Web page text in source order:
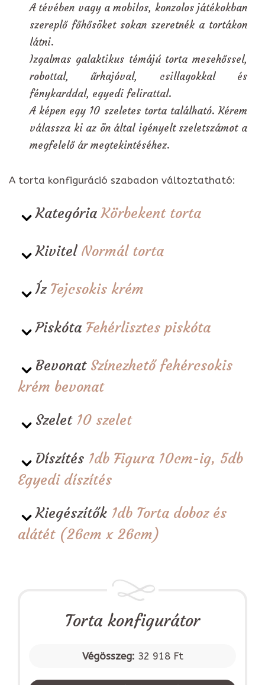
A tévében vagy a mobilos, konzolos játékokban
szereplő főhősöket sokan szeretnék a tortákon
látni.
Izgalmas galaktikus témájú torta mesehőssel,
robottal, űrhajóval, csillagokkal és
fénykarddal, egyedi felirattal.
A képen egy 10 szeletes torta található. Kérem
válassza ki az ön által igényelt szeletszámot a
megfelelő ár megtekintéséhez.
A torta konfiguráció szabadon változtatható:
KategóriaKörbekent torta
Kivitel Normál torta
Íz Tejcsokis krém
Piskóta Fehérlisztes piskóta
Bevonat Színezhető fehércsokis
krém bevonat
Szelet 10 szelet
Díszítés 1db Figura 10cm-ig, 5db
Egyedi díszítés
Kiegészítők 1db Torta doboz és
alátét (26cm x 26cm)
Torta konfigurátor
Végösszeg: 32 918 Ft